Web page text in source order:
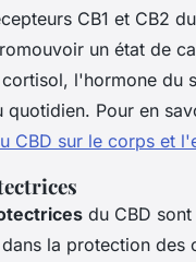
CB1 et CB2
un état de
l'hormone du
quotidien. Pour en
CBD sur le corps et
du CBD
la protection des